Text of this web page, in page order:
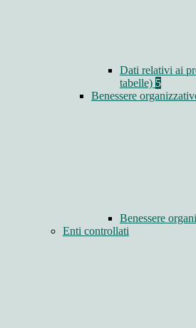
Dati relativi ai
tabelle) 5
Benessere
Benessere
Enti controllati